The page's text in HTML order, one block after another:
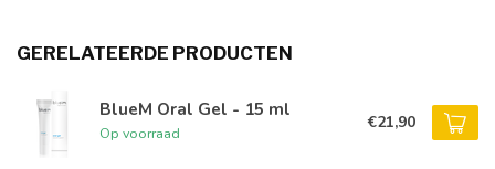
GERELATEERDE PRODUCTEN
BlueM Oral Gel - 15 ml
Op voorraad
€21,90